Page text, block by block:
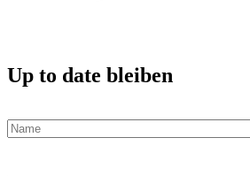
Up to date bleiben